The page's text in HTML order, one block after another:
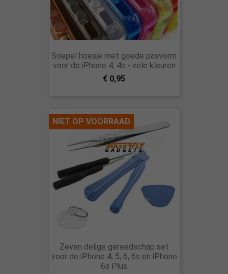
Soepel hoesje met goede pasvorm
voor de iPhone 4, 4s - vele kleuren
€ 0,95
Zeven delige gereedschap set
voor de iPhone 4, 5, 6, 6s en iPhone
6s Plus
NIET OP VOORRAAD